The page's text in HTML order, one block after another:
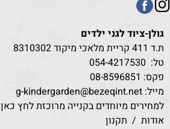
גולן-ציוד לגני ילדים
ת.ד 411 קריית מלאכי מיקוד 8310302
טל:
054-4217530
פקס: 08-8596851
מייל: g-kindergarden@bezeqint.net
למחירים מיוחדים בקנייה מרוכזת לחץ כאן
אודות/ תקנון